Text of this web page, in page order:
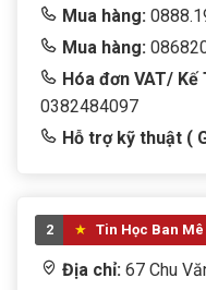
Mua hàng:
Mua hàng:
Hóa đơn VAT/ Kế
0382484097
Hỗ trợ kỹ thuật (
2 Tin Học Ban Mê
Địa chỉ: 67 Chu